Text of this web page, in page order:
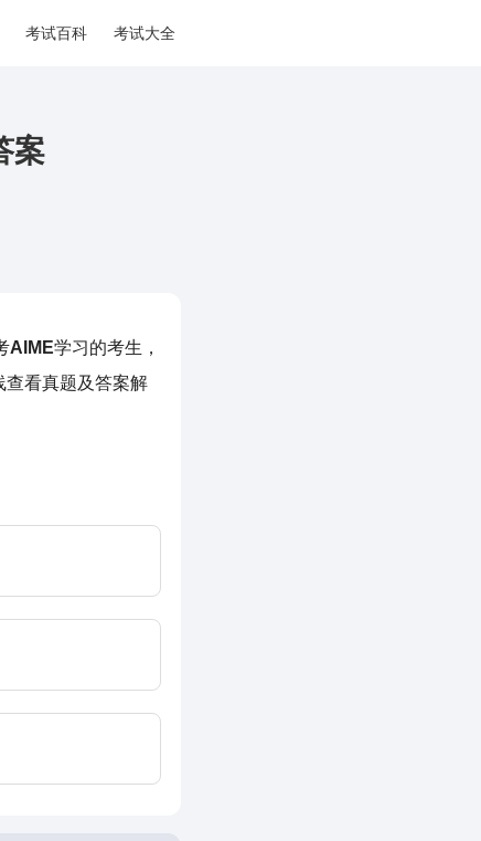
考试百科 考试大全
案
AIME学习的考生，
查看真题及答案解